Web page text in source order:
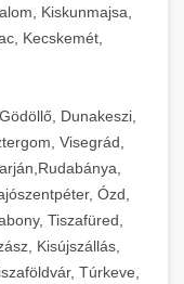
Kiskunmajsa,
Kecskemét,
Dunakeszi,
Visegrád,
Ózd,
Tiszafüred,
Kisújszállás,
Túrkeve,